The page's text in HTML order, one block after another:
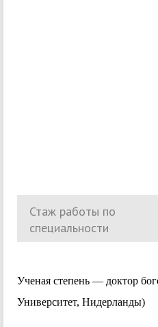
Стаж работы по
специальности
Ученая степень — доктор
Университет, Нидерланды)